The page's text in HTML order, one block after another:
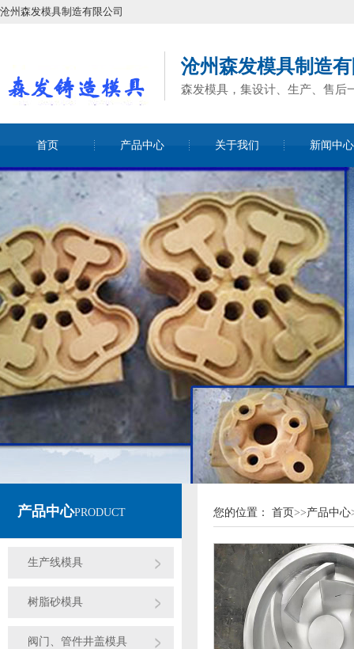
沧州森发模具制造有限公司
沧州森发模具制造
森发模具，集设计、生产、售后
首页 产品中心 关于我们 新闻中心
产品中心PRODUCT
生产线模具
树脂砂模具
阀门、管件井盖模具
您的位置： 首页>>产品中心